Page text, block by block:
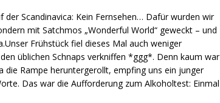
Scandinavica: Kein Fernsehen… Dafür wurden wir
mit Satchmos „Wonderful World“ geweckt – und
Frühstück fiel dieses Mal auch weniger
üblichen Schnaps verkniffen *ggg*. Denn kaum war
die Rampe heruntergerollt, empfing uns ein junger
Das war die Aufforderung zum Alkoholtest: Einmal